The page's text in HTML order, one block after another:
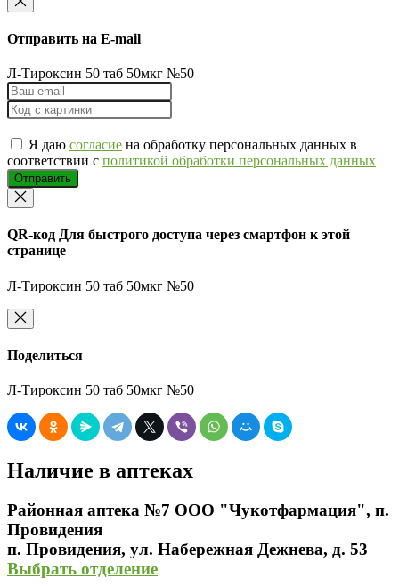
Отправить на E-mail
Л-Тироксин 50 таб 50мкг №50
Я даю согласие на обработку персональных данных в
соответствии с политикой обработки персональных данных
Отправить
QR-код Для быстрого доступа через смартфон к этой
странице
Л-Тироксин 50 таб 50мкг №50
Поделиться
Л-Тироксин 50 таб 50мкг №50
Наличие в аптеках
Районная аптека №7 ООО "Чукотфармация", п.
Провидения
п. Провидения, ул. Набережная Дежнева, д. 53
Выбрать отделение